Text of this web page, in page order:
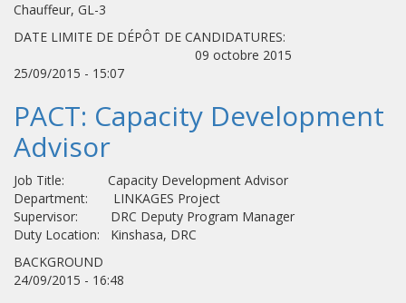
Chauffeur, GL-3
DATE LIMITE DE DÉPÔT DE CANDIDATURES:
09 octobre 2015
25/09/2015 - 15:07
PACT: Capacity Development
Advisor
Job Title: Capacity Development Advisor
Department: LINKAGES Project
Supervisor: DRC Deputy Program Manager
Duty Location: Kinshasa, DRC
BACKGROUND
24/09/2015 - 16:48